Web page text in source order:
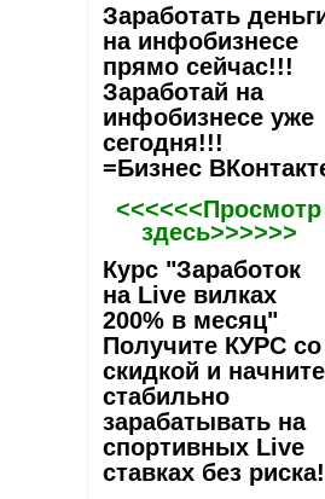
Заработать
на инфобизнесе
прямо сейчас!!!
Заработай на
инфобизнесе уже
сегодня!!!
=Бизнес
<<<<<<Просмотр
здесь>>>>>>
Курс "Заработок
на Live вилках
200% в месяц"
Получите КУРС со
скидкой и начните
стабильно
зарабатывать на
спортивных Live
ставках без риска!